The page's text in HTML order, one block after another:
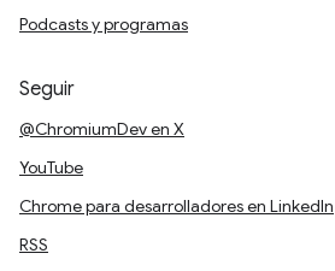
Podcasts y programas
Seguir
@ChromiumDev en X
YouTube
Chrome para desarrolladores en LinkedIn
RSS